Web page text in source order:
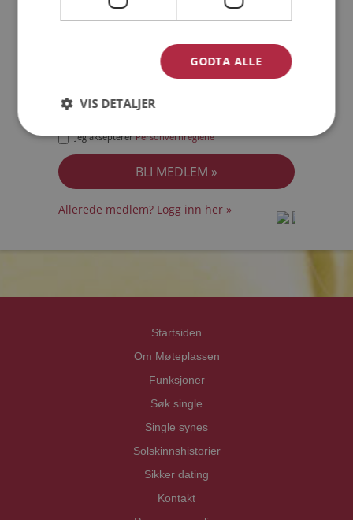
Jeg akseptererPersonvernreglene
Allerede medlem? Logg inn her »
Startsiden
Om Møteplassen
Funksjoner
Søk single
Single synes
Solskinnshistorier
Sikker dating
Kontakt
GODTA ALLE
VIS DETALJER